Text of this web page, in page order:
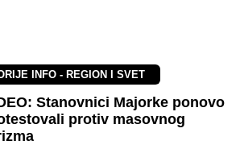
INFO - REGION I SVET
Stanovnici Majorke ponovo
protiv masovnog